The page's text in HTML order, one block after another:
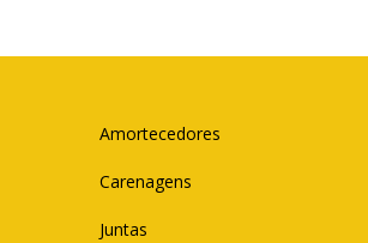
Amortecedores
Carenagens
Juntas